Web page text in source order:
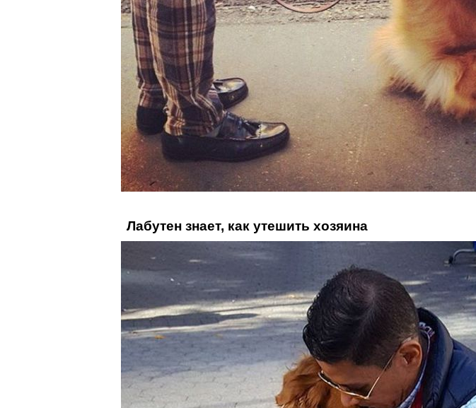
Лабутен знает, как утешить хозяина